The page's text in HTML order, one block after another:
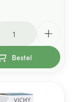
Bestel